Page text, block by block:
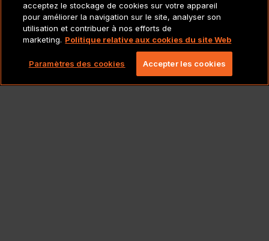
POLITIQUES
Copyright 2026 Lionbridge Technologies, LLC. Tous
droits réservés.
acceptez le stockage de cookies sur votre appareil
pour améliorer la navigation sur le site, analyser son
utilisation et contribuer à nos efforts de
marketing. Politique relative aux cookies du site Web
Paramètres des cookies Accepter les cookies